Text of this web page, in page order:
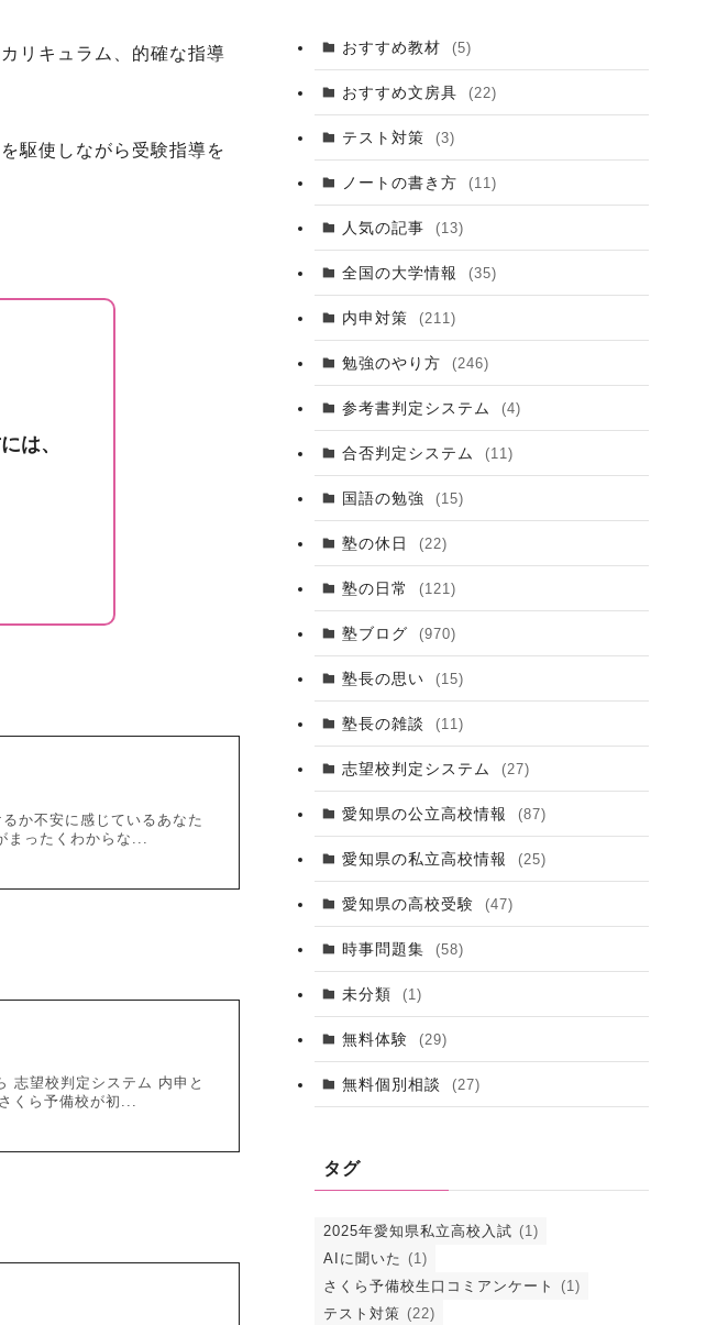
リキュラム、的確な指導
駆使しながら受験指導を
は、
か不安に感じているあなた
ったくわからな...
志望校判定システム 内申と
くら予備校が初...
おすすめ教材 (5)
おすすめ文房具 (22)
テスト対策 (3)
ノートの書き方 (11)
人気の記事 (13)
全国の大学情報 (35)
内申対策 (211)
勉強のやり方 (246)
参考書判定システム (4)
合否判定システム (11)
国語の勉強 (15)
塾の休日 (22)
塾の日常 (121)
塾ブログ (970)
塾長の思い (15)
塾長の雑談 (11)
志望校判定システム (27)
愛知県の公立高校情報 (87)
愛知県の私立高校情報 (25)
愛知県の高校受験 (47)
時事問題集 (58)
未分類 (1)
無料体験 (29)
無料個別相談 (27)
タグ
2025年愛知県私立高校入試 (1)
AIに聞いた (1)
さくら予備校生口コミアンケート
(1)
テスト対策 (22)